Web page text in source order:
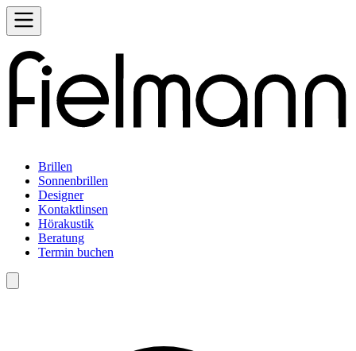
Brillen
Sonnenbrillen
Designer
Kontaktlinsen
Hörakustik
Beratung
Termin buchen